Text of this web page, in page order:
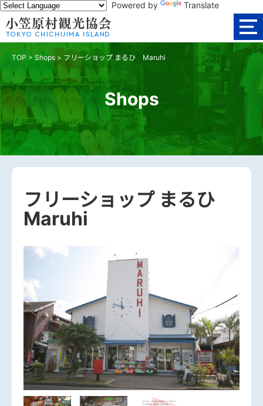
Powered by Translate
TOP >Shops > フリーショップ まるひ Maruhi
Shops
フリーショップ まるひ
Maruhi